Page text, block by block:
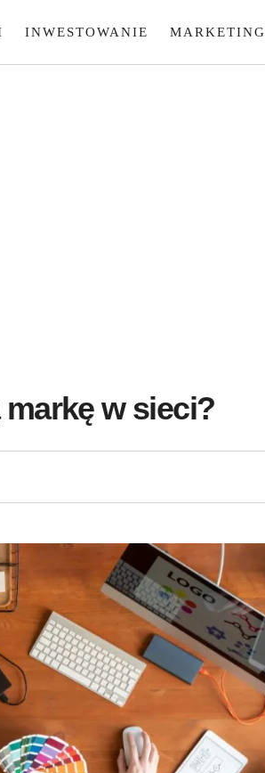
INWESTOWANIE MARKETING
w sieci?